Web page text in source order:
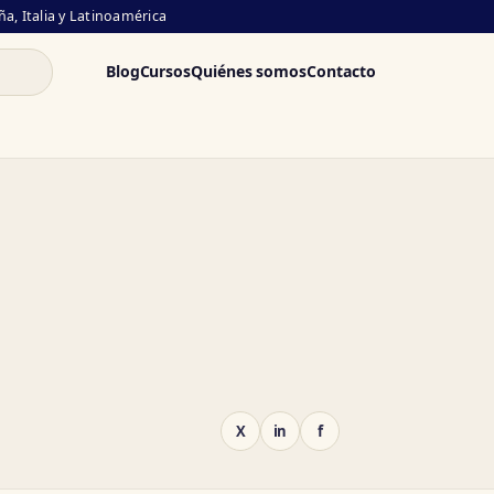
Italia y Latinoamérica
BlogCursosQuiénes somosContacto
X in f